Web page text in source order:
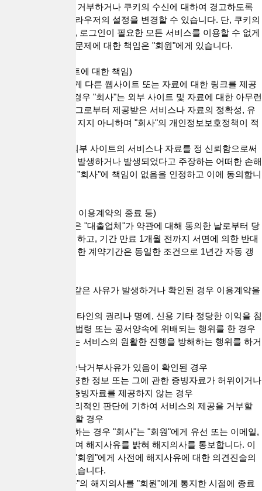
지며 쿠키의 수신을 거부하거나 쿠키의 수신에 대하여 경고하도록
이용하는 컴퓨터 브라우저의 설정을 변경할 수 있습니다. 단, 쿠키의
저장을 거부할 경우, 로그인이 필요한 모든 서비스를 이용할 수 없게
됨으로써 발생되는 문제에 대한 책임은 "회원"에게 있습니다.
제 12 조(링크 사이트에 대한 책임)
1."회사"는 "회원"에게 다른 웹사이트 또는 자료에 대한 링크를 제공
할 수 있습니다. 이 경우 "회사"는 외부 사이트 및 자료에 대한 아무런
통제권이 없으므로 그로부터 제공받은 서비스나 자료의 정확성, 유
용성 등에 대해 책임지지 아니하며 "회사"의 개인정보보호정책이 적
2."회원"은 링크된 외부 사이트의 서비스나 자료를 정 신뢰함으로써
또는 이와 관련하여 발생하거나 발생되었다고 주장하는 어떠한 손해
나 손실에 대해서도 "회사"에 책임이 없음을 인정하고 이에 동의합니
제13조(계약기간 및 이용계약의 종료 등)
1. 이용계약의 기간은 "대출업체"가 약관에 대해 동의한 날로부터 당
해 연도 말일까지로 하고, 기간 만료 1개월 전까지 서면에 의한 반대
의 의사표시가 없는 한 계약기간은 동일한 조건으로 1년간 자동 갱
1) "회사"는 다음과 같은 사유가 발생하거나 확인된 경우 이용계약을
① 다른 "회원" 또는 타인의 권리나 명예, 신용 기타 정당한 이익을 침
해하거나 대한민국 법령 또는 공서양속에 위배되는 행위를 한 경우
② "회사"가 제공하는 서비스의 원활한 진행을 방해하는 행위를 하거
③ 제7조 제5항의 승낙거부사유가 있음이 확인된 경우
④ "대출업체"가 제공한 정보 또는 그에 관한 증빙자료가 허위이거나
"회사"가 요청하는 증빙자료를 제공하지 않는 경우
⑤ 기타 "회사"가 합리적인 판단에 기하여 서비스의 제공을 거부할
필요가 있다고 인정할 경우
2) "회사"가 해지를 하는 경우 "회사"는 "회원"에게 유선 또는 이메일,
기타의 방법을 통하여 해지사유를 밝혀 해지의사를 통보합니다. 이
경우 "회사"는 해당 "회원"에게 사전에 해지사유에 대한 의견진술의
기회를 부여할 수 있습니다.
3) 이용계약은 "회사"의 해지의사를 "회원"에게 통지한 시점에 종료